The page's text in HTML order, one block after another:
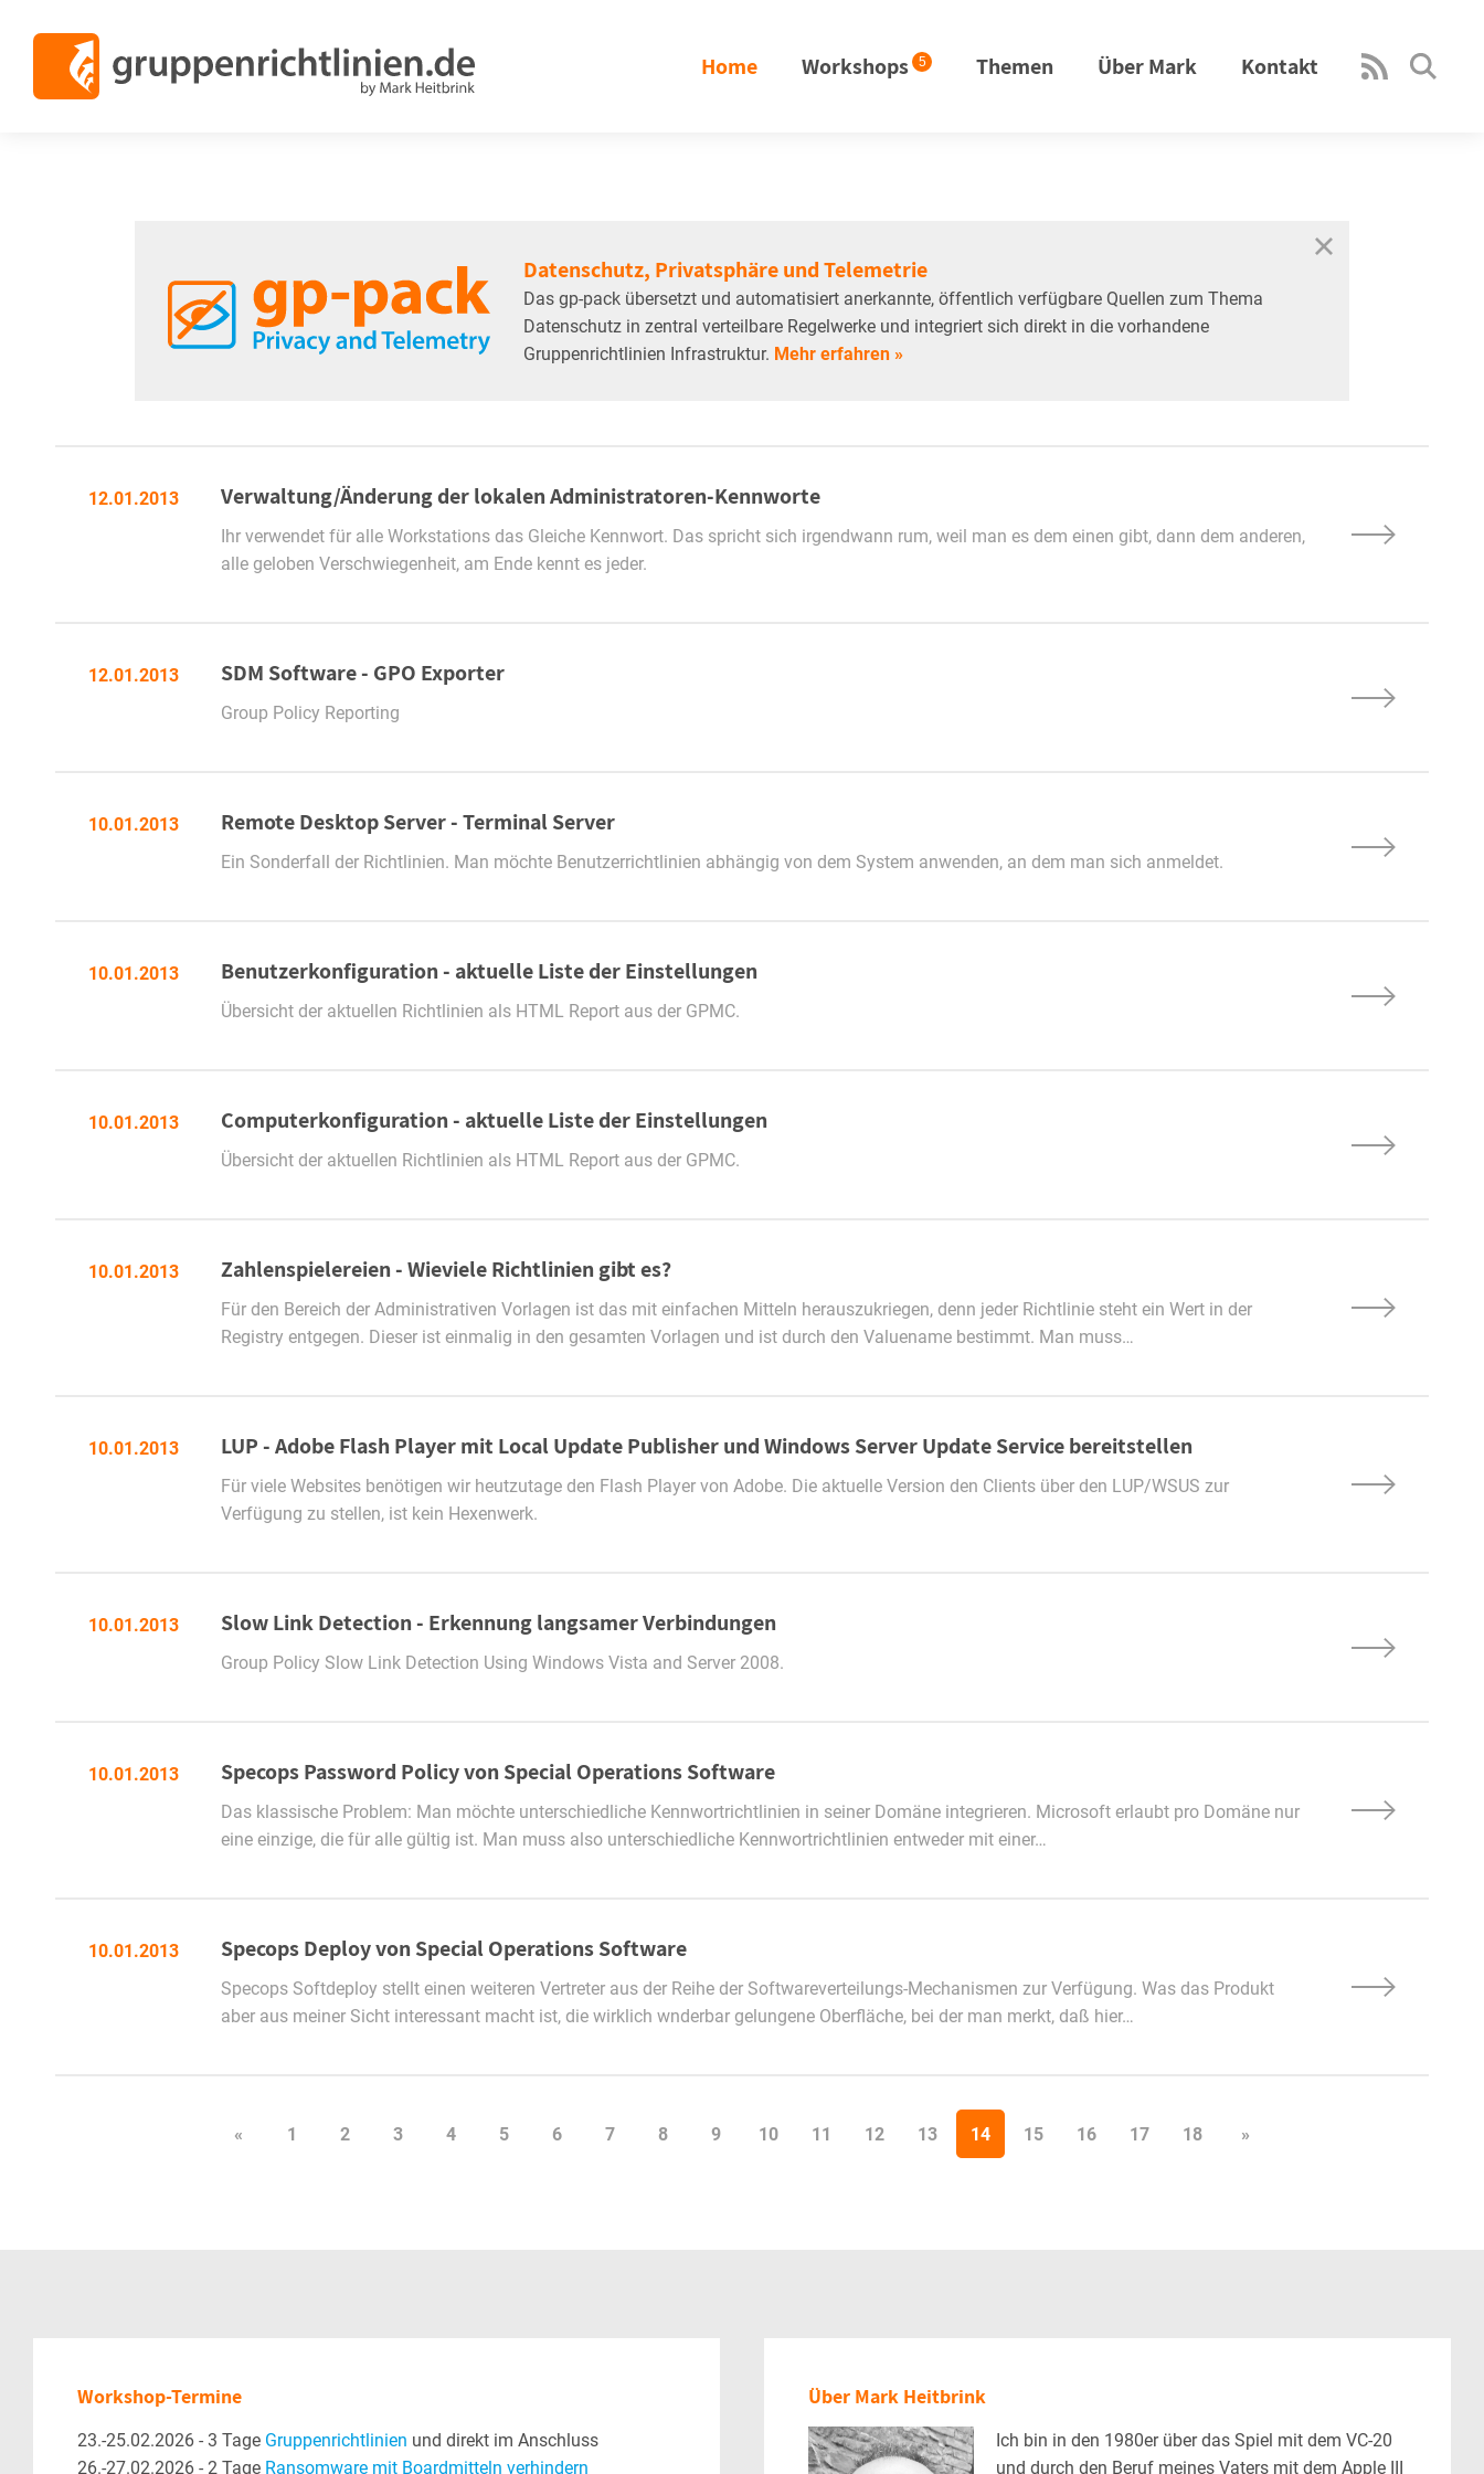
Home Workshops 5 Themen Über Mark Kontakt
Datenschutz, Privatsphäre und Telemetrie
Das gp-pack übersetzt und automatisiert anerkannte, öffentlich verfügbare Quellen zum Thema
Datenschutz in zentral verteilbare Regelwerke und integriert sich direkt in die vorhandene
Gruppenrichtlinien Infrastruktur. Mehr erfahren »
12.01.2013 Verwaltung/Änderung der lokalen Administratoren-Kennworte
Ihr verwendet für alle Workstations das Gleiche Kennwort. Das spricht sich irgendwann rum, weil man es dem einen gibt, dann dem anderen,
alle geloben Verschwiegenheit, am Ende kennt es jeder.
12.01.2013 SDM Software - GPO Exporter
Group Policy Reporting
10.01.2013 Remote Desktop Server - Terminal Server
Ein Sonderfall der Richtlinien. Man möchte Benutzerrichtlinien abhängig von dem System anwenden, an dem man sich anmeldet.
10.01.2013 Benutzerkonfiguration - aktuelle Liste der Einstellungen
Übersicht der aktuellen Richtlinien als HTML Report aus der GPMC.
10.01.2013 Computerkonfiguration - aktuelle Liste der Einstellungen
Übersicht der aktuellen Richtlinien als HTML Report aus der GPMC.
10.01.2013 Zahlenspielereien - Wieviele Richtlinien gibt es?
Für den Bereich der Administrativen Vorlagen ist das mit einfachen Mitteln herauszukriegen, denn jeder Richtlinie steht ein Wert in der
Registry entgegen. Dieser ist einmalig in den gesamten Vorlagen und ist durch den Valuename bestimmt. Man muss…
10.01.2013 LUP - Adobe Flash Player mit Local Update Publisher und Windows Server Update Service bereitstellen
Für viele Websites benötigen wir heutzutage den Flash Player von Adobe. Die aktuelle Version den Clients über den LUP/WSUS zur
Verfügung zu stellen, ist kein Hexenwerk.
10.01.2013 Slow Link Detection - Erkennung langsamer Verbindungen
Group Policy Slow Link Detection Using Windows Vista and Server 2008.
10.01.2013 Specops Password Policy von Special Operations Software
Das klassische Problem: Man möchte unterschiedliche Kennwortrichtlinien in seiner Domäne integrieren. Microsoft erlaubt pro Domäne nur
eine einzige, die für alle gültig ist. Man muss also unterschiedliche Kennwortrichtlinien entweder mit einer…
10.01.2013 Specops Deploy von Special Operations Software
Specops Softdeploy stellt einen weiteren Vertreter aus der Reihe der Softwareverteilungs-Mechanismen zur Verfügung. Was das Produkt
aber aus meiner Sicht interessant macht ist, die wirklich wnderbar gelungene Oberfläche, bei der man merkt, daß hier…
« 1 2 3 4 5 6 7 8 9 10 11 12 13 14 15 16 17 18 »
Workshop-Termine
23.-25.02.2026 - 3 Tage Gruppenrichtlinien und direkt im Anschluss
26.-27.02.2026 - 2 Tage Ransomware mit Boardmitteln verhindern
Über Mark Heitbrink
Ich bin in den 1980er über das Spiel mit dem VC-20
und durch den Beruf meines Vaters mit dem Apple III